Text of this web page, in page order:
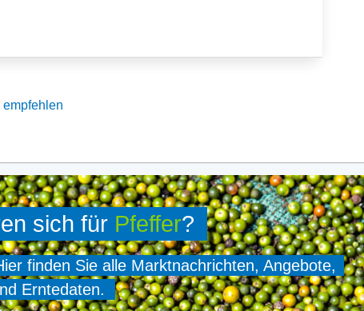
empfehlen
sich für Pfeffer?
finden Sie alle Marktnachrichten, Angebote,
Erntedaten.